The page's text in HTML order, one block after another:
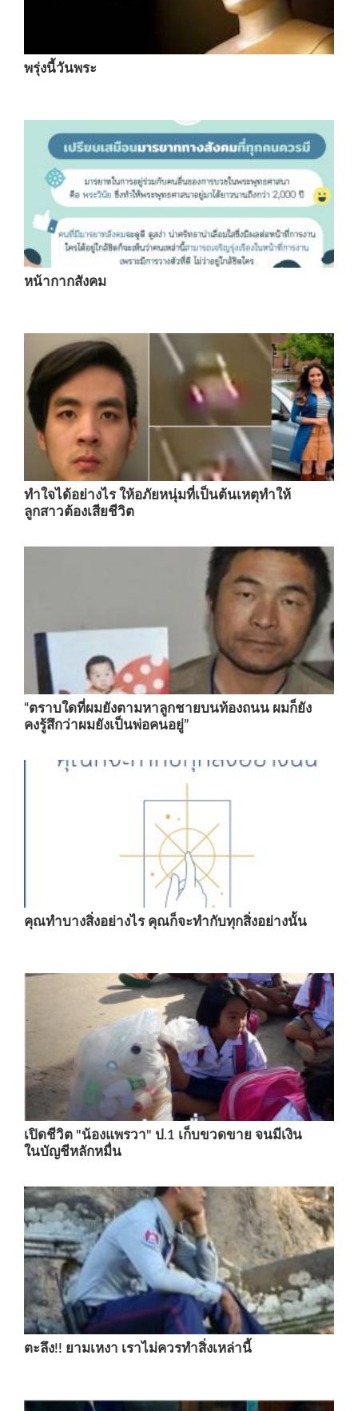
พรุ่งนี้วันพระ
หน้ากากสังคม
ทำใจได้อย่างไร ให้อภัยหนุ่มที่เป็นต้นเหตุทำให้
ลูกสาวต้องเสียชีวิต
“ตราบใดที่ผมยังตามหาลูกชายบนท้องถนน ผมก็ยัง
คงรู้สึกว่าผมยังเป็นพ่อคนอยู่”
คุณทำบางสิ่งอย่างไร คุณก็จะทำกับทุกสิ่งอย่างนั้น
เปิดชีวิต "น้องแพรวา" ป.1 เก็บขวดขาย จนมีเงิน
ในบัญชีหลักหมื่น
ตะลึง!! ยามเหงา เราไม่ควรทำสิ่งเหล่านี้